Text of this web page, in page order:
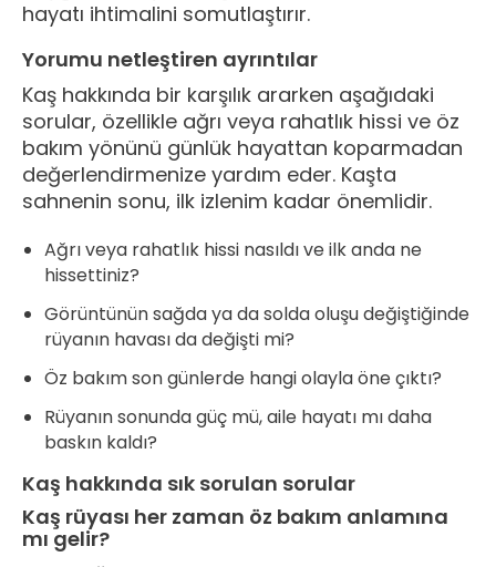
hayatı ihtimalini somutlaştırır.
Yorumu netleştiren ayrıntılar
Kaş hakkında bir karşılık ararken aşağıdaki
sorular, özellikle ağrı veya rahatlık hissi ve öz
bakım yönünü günlük hayattan koparmadan
değerlendirmenize yardım eder. Kaşta
sahnenin sonu, ilk izlenim kadar önemlidir.
Ağrı veya rahatlık hissi nasıldı ve ilk anda ne
hissettiniz?
Görüntünün sağda ya da solda oluşu değiştiğinde
rüyanın havası da değişti mi?
Öz bakım son günlerde hangi olayla öne çıktı?
Rüyanın sonunda güç mü, aile hayatı mı daha
baskın kaldı?
Kaş hakkında sık sorulan sorular
Kaş rüyası her zaman öz bakım anlamına
mı gelir?